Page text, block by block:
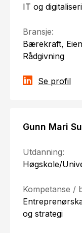
IT og
Bransje:
Bærekraft,
Rådgivning
Se profil
Gunn Mari
Utdanning:
Høgskole/
Kompetanse /
og strategi